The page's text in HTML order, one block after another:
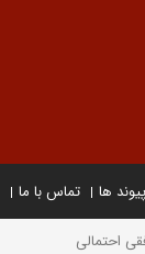
پیوند ها تماس با ما
احتمالی